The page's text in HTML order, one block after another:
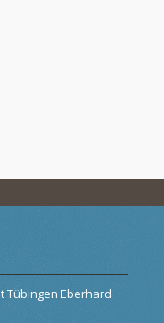
Tübingen Eberhard